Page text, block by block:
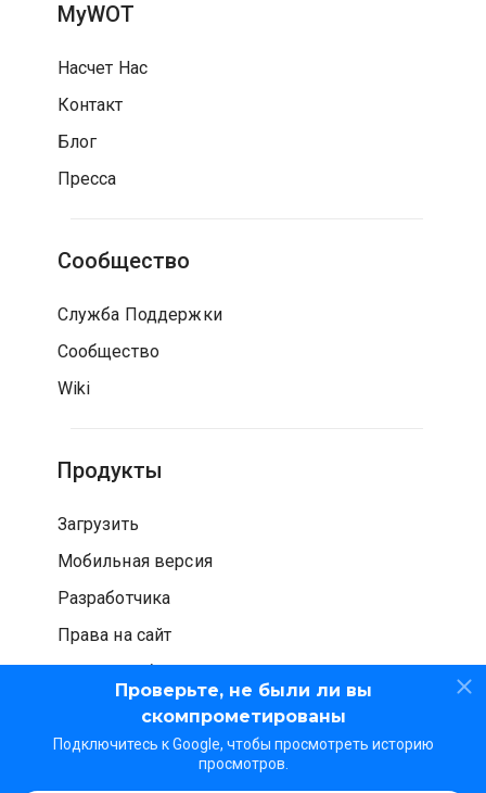
Проверьте, не были ли вы
скомпрометированы
Подключитесь к Google, чтобы просмотреть историю
просмотров.
MyWOT
Насчет Нас
Контакт
Блог
Пресса
Сообщество
Служба Поддержки
Сообщество
Wiki
Продукты
Загрузить
Мобильная версия
Разработчика
Права на сайт
Проверка безопасности